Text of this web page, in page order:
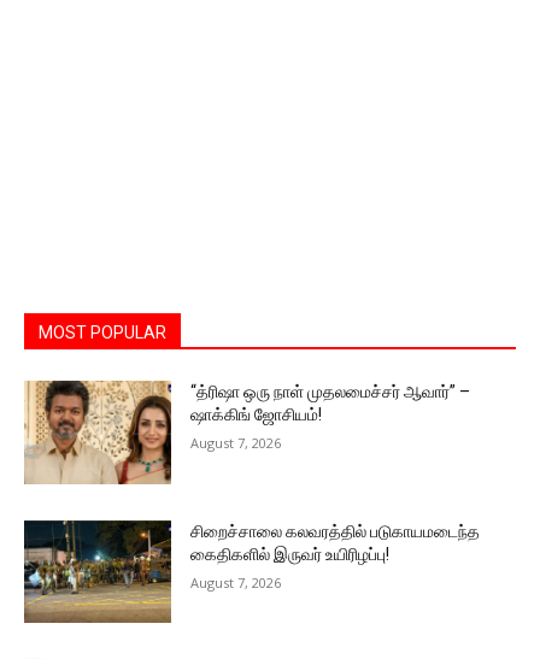
MOST POPULAR
“த்ரிஷா ஒரு நாள் முதலமைச்சர் ஆவார்” –
ஷாக்கிங் ஜோசியம்!
August 7, 2026
சிறைச்சாலை கலவரத்தில் படுகாயமடைந்த
கைதிகளில் இருவர் உயிரிழப்பு!
August 7, 2026